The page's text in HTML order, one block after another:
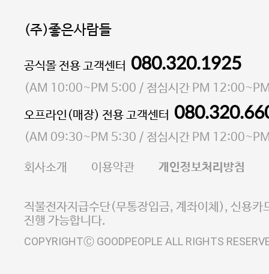
(주)좋은사람들
대표 이성현,박영환| 개인정보관리책임자 김상현
소재지 서울특별시 마포구 마포대로4다길 41 마포
통신판매업 신고번호 2023-서울마포-3931호
사업자등록번호 105-81-58242
E-MAIL goodpeople@gpin.co.kr
사업자정보확인
이니시스 에스크로 서비
공식몰 전용 고객센터 080.320.1925
(AM 10:00~PM 5:00 / 점심시간 PM
오프라인(매장) 전용 고객센터
(AM 09:30~PM 5:30 / 점심시간 PM
회사소개 이용약관 개인정보처리방침
직불전자지급수단(무통장입금, 계좌이체), 신용카
진행 가능합니다.
COPYRIGHTⒸ GOODPEOPLE ALL RIGHTS